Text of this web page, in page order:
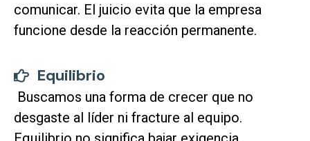
comunicar. El juicio evita que la empresa
funcione desde la reacción permanente.
Equilibrio
Buscamos una forma de crecer que no
desgaste al líder ni fracture al equipo.